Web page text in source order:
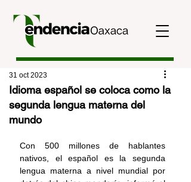
Idioma español se coloca como la
segunda lengua materna del
mundo
31 oct 2023
Con 500 millones de hablantes
nativos, el español es la segunda
lengua materna a nivel mundial por